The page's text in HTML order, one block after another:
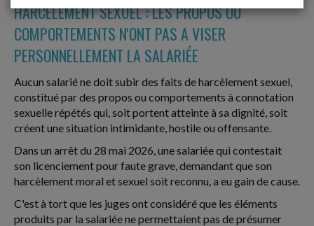
HARCÈLEMENT SEXUEL : LES PROPOS OU
COMPORTEMENTS N'ONT PAS A VISER
PERSONNELLEMENT LA SALARIÉE
Aucun salarié ne doit subir des faits de harcèlement sexuel,
constitué par des propos ou comportements à connotation
sexuelle répétés qui, soit portent atteinte à sa dignité, soit
créent une situation intimidante, hostile ou offensante.
Dans un arrêt du 28 mai 2026, une salariée qui contestait
son licenciement pour faute grave, demandant que son
harcèlement moral et sexuel soit reconnu, a eu gain de cause.
C'est à tort que les juges ont considéré que les éléments
produits par la salariée ne permettaient pas de présumer